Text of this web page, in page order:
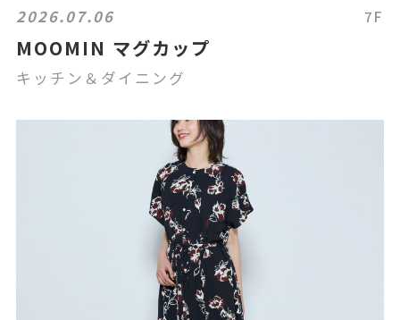
2026.07.06 7F
MOOMIN マグカップ
キッチン＆ダイニング